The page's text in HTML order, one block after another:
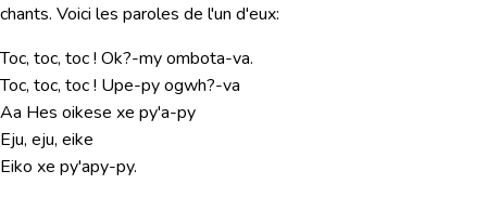
chants. Voici les paroles de l'un d'eux:
Toc, toc, toc ! Ok?-my ombota-va.
Toc, toc, toc ! Upe-py ogwh?-va
Aa Hes oikese xe py'a-py
Eju, eju, eike
Eiko xe py'apy-py.